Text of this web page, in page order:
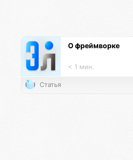
О фреймворке
< 1 мин.
Статья